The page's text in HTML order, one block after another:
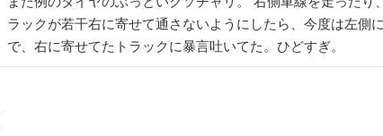
ラックが若干右に寄せて通さないようにしたら、今度は左
で、右に寄せてたトラックに暴言吐いてた。ひどすぎ。